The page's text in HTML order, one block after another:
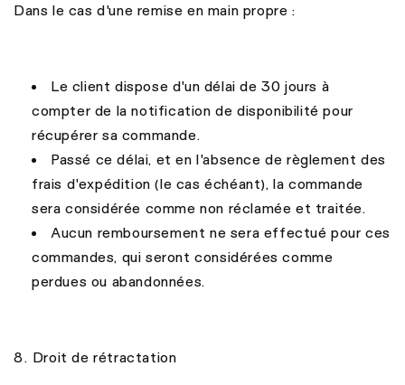
Dans le cas d'une remise en main propre :
Le client dispose d'un délai de 30 jours à
compter de la notification de disponibilité pour
récupérer sa commande.
Passé ce délai, et en l'absence de règlement des
frais d'expédition (le cas échéant), la commande
sera considérée comme non réclamée et traitée.
Aucun remboursement ne sera effectué pour ces
commandes, qui seront considérées comme
perdues ou abandonnées.
8. Droit de rétractation